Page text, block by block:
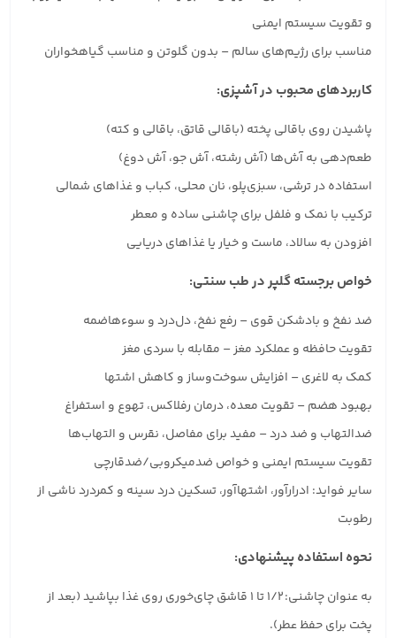
و تقویت سیستم ایمنی
مناسب برای رژیم‌های سالم – بدون گلوتن و مناسب گیاهخواران
کاربردهای محبوب در آشپزی:
پاشیدن روی باقالی پخته (باقالی قاتق، باقالی و کته)
طعم‌دهی به آش‌ها (آش رشته، آش جو، آش دوغ)
استفاده در ترشی، سبزی‌پلو، نان محلی، کباب و غذاهای شمالی
ترکیب با نمک و فلفل برای چاشنی ساده و معطر
افزودن به سالاد، ماست و خیار یا غذاهای دریایی
خواص برجسته گلپر در طب سنتی:
ضد نفخ و بادشکن قوی – رفع نفخ، دل‌درد و سوءهاضمه
تقویت حافظه و عملکرد مغز – مقابله با سردی مغز
کمک به لاغری – افزایش سوخت‌وساز و کاهش اشتها
بهبود هضم – تقویت معده، درمان رفلاکس، تهوع و استفراغ
ضدالتهاب و ضد درد – مفید برای مفاصل، نقرس و التهاب‌ها
تقویت سیستم ایمنی و خواص ضدمیکروبی/ضدقارچی
سایر فواید: ادرارآور، اشتها‌آور، تسکین درد سینه و کمردرد ناشی از
رطوبت
نحوه استفاده پیشنهادی:
به عنوان چاشنی: ۱/۲ تا ۱ قاشق چای‌خوری روی غذا بپاشید (بعد از
پخت برای حفظ عطر).